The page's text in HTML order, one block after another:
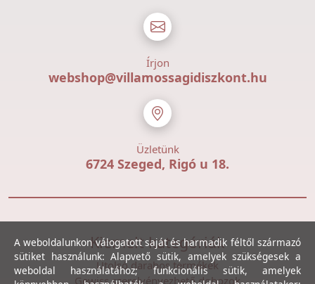
Írjon
webshop@villamossagidiszkont.hu
Üzletünk
6724 Szeged, Rigó u 18.
Kiemelt kategóriák
Utolsó darabos termékek
Gewiss szerelvényezhető dobozok
A weboldalunkon válogatott saját és harmadik féltől származó
sütiket használunk: Alapvető sütik, amelyek szükségesek a
weboldal használatához; funkcionális sütik, amelyek